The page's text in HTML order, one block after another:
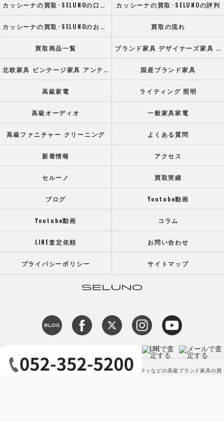
カッシーナの買取･SELUNOの口コミ情報 カッシーナの買取･SELUNOの評判
カッシーナの買取･SELUNOのお客様の声 買取の流れ
買取商品一覧 ブランド家具 デザイナーズ家具 高級オフィス家具
北欧家具 ビンテージ家具 アンティーク家具 国産ブランド家具
高級家電 ライティング 照明
高級オーディオ 一般家具家電
高級ファニチャー クリーニング よくある質問
新着情報 アクセス
セルーノ 買取実績
ブログ Youtube動画
Youtube動画 コラム
LINE査定依頼 お問い合わせ
プライバシーポリシー サイトマップ
c 2026 【高価買取】カッシーナ アルフレックス ミノッティなどの高級ブランド家具の買